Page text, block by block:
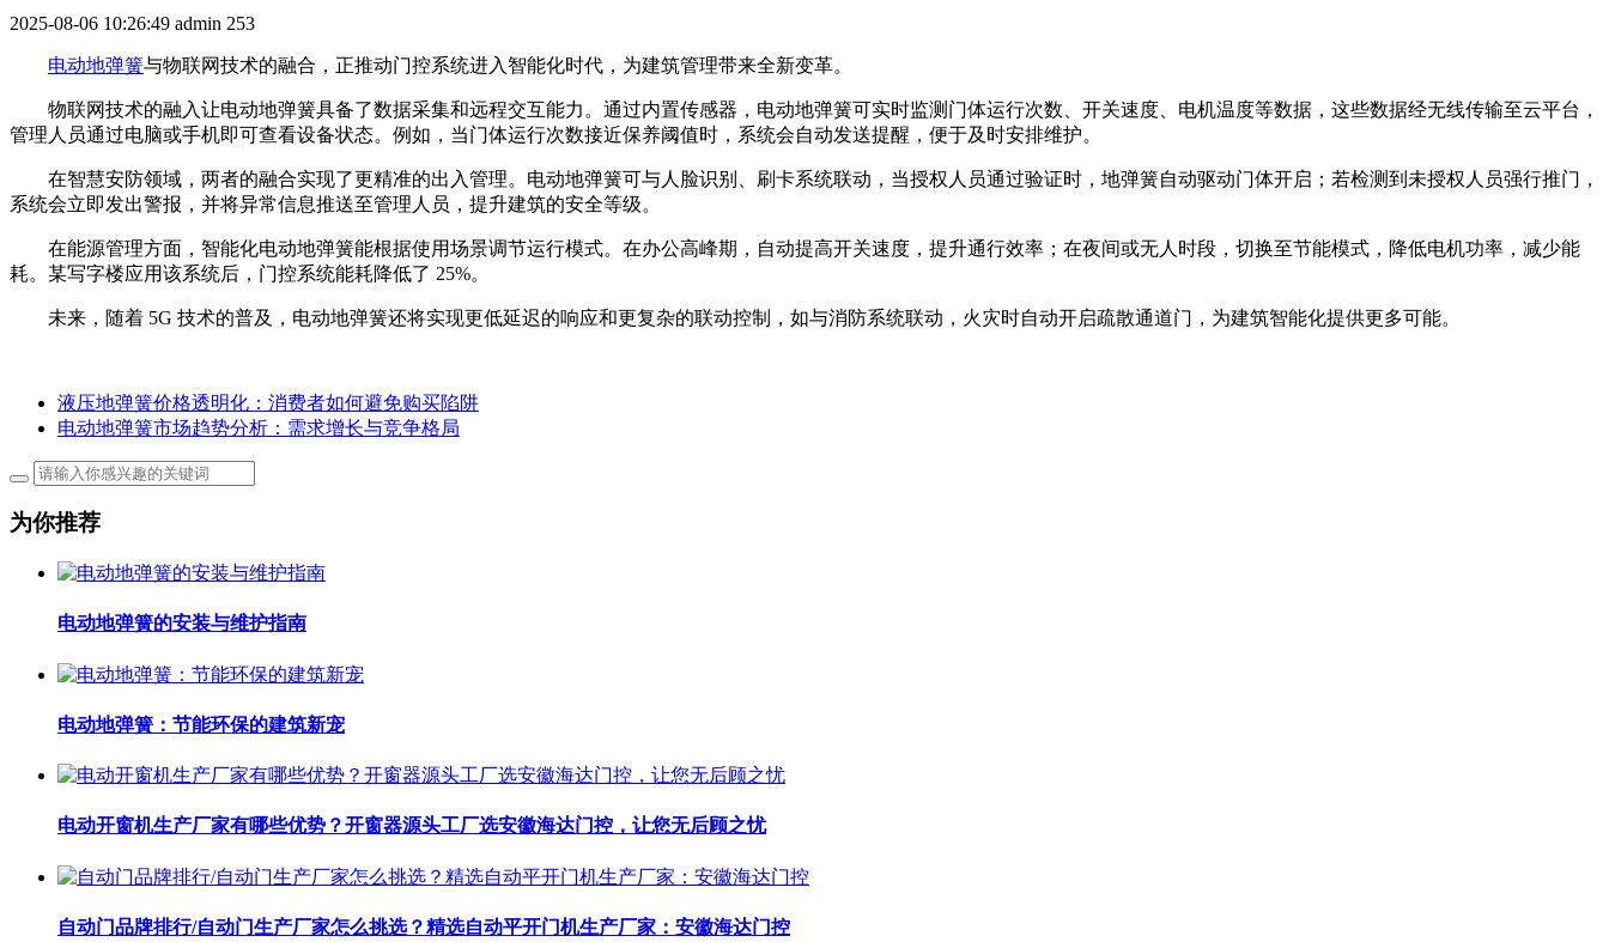
2025-08-06 10:26:49 admin 253
电动地弹簧与物联网技术的融合，正推动门控系统进入智能化时代，为建筑管理带来全新变革。
物联网技术的融入让电动地弹簧具备了数据采集和远程交互能力。通过内置传感器，电动地弹簧可实时监测门体运行次数、开关速度、电机温度等数据，这些数据经无线传输至云平台，
管理人员通过电脑或手机即可查看设备状态。例如，当门体运行次数接近保养阈值时，系统会自动发送提醒，便于及时安排维护。
在智慧安防领域，两者的融合实现了更精准的出入管理。电动地弹簧可与人脸识别、刷卡系统联动，当授权人员通过验证时，地弹簧自动驱动门体开启；若检测到未授权人员强行推门，
系统会立即发出警报，并将异常信息推送至管理人员，提升建筑的安全等级。
在能源管理方面，智能化电动地弹簧能根据使用场景调节运行模式。在办公高峰期，自动提高开关速度，提升通行效率；在夜间或无人时段，切换至节能模式，降低电机功率，减少能
耗。某写字楼应用该系统后，门控系统能耗降低了 25%。
未来，随着 5G 技术的普及，电动地弹簧还将实现更低延迟的响应和更复杂的联动控制，如与消防系统联动，火灾时自动开启疏散通道门，为建筑智能化提供更多可能。
液压地弹簧价格透明化：消费者如何避免购买陷阱
电动地弹簧市场趋势分析：需求增长与竞争格局
为你推荐
电动地弹簧的安装与维护指南
电动地弹簧：节能环保的建筑新宠
电动开窗机生产厂家有哪些优势？开窗器源头工厂选安徽海达门控，让您无后顾之忧
自动门品牌排行/自动门生产厂家怎么挑选？精选自动平开门机生产厂家：安徽海达门控